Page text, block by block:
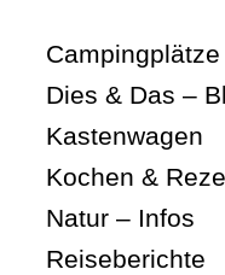
Campingplätze
Dies & Das –
Kastenwagen
Kochen &
Natur – Infos
Reiseberichte